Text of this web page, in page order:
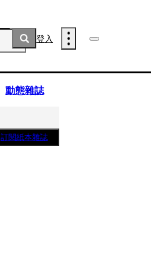
登入
動態雜誌
訂閱紙本雜誌